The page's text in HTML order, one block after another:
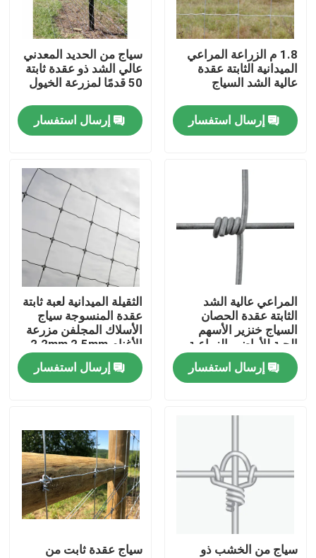
أشرطة فيديو
معلومات عنا
جولة في المعمل
رقابة جودة
اطلب اقتباس
لوحات سياج شبكي
سياج شبكي عالي الأمان
1.8 م الزراعة المراعي
الميدانية الثابتة عقدة
عالية الشد السياج
إرسال استفسار
سياج من الحديد المعدني
عالي الشد ذو عقدة ثابتة
50 قدمًا لمزرعة الخيول
إرسال استفسار
المراعي عالية الشد
الثابتة عقدة الحصان
السياج خنزير الأسهم
الحية للأراضي الزراعية
إرسال استفسار
الثقيلة الميدانية لعبة ثابتة
عقدة المنسوجة سياج
الأسلاك المجلفن مزرعة
الأغنام 2.2mm 2.5mm
2.7mm
إرسال استفسار
سياج من الخشب ذو
سياج عقدة ثابت من